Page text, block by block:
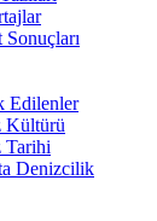
Edilenler
Kültürü
Tarihi
Denizcilik